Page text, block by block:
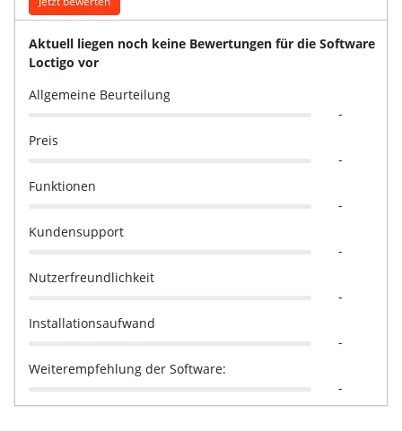
Aktuell liegen noch keine Bewertungen für die Software
Loctigo vor
Allgemeine Beurteilung
-
Preis
-
Funktionen
-
Kundensupport
-
Nutzerfreundlichkeit
-
Installationsaufwand
-
Weiterempfehlung der Software:
-